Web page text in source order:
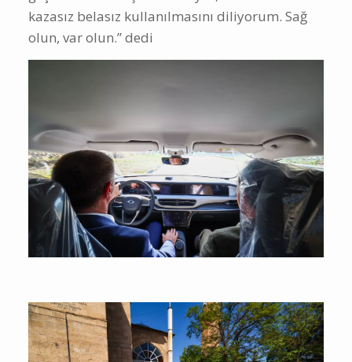
kazasız belasız kullanılmasını diliyorum. Sağ
olun, var olun.” dedi